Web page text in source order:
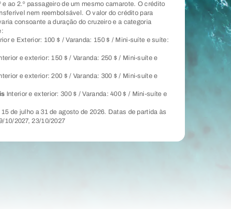
ao 2.º passageiro de um mesmo camarote. O crédito
nem reembolsável. O valor do crédito para
consoante a duração do cruzeiro e a categoria
e Exterior: 100 $ / Varanda: 150 $ / Mini-suíte e suíte:
e exterior: 150 $ / Varanda: 250 $ / Mini-suíte e
e exterior: 200 $ / Varanda: 300 $ / Mini-suíte e
Interior e exterior: 300 $ / Varanda: 400 $ / Mini-suíte e
de julho a 31 de agosto de 2026. Datas de partida às
10/2027, 23/10/2027